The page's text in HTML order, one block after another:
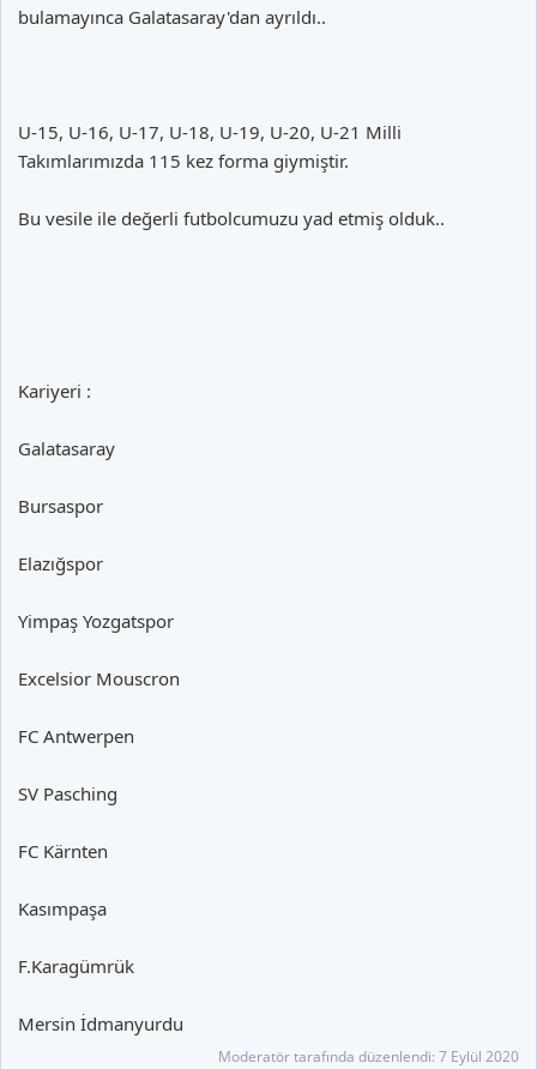
bulamayınca Galatasaray'dan ayrıldı..
U-15, U-16, U-17, U-18, U-19, U-20, U-21 Milli
Takımlarımızda 115 kez forma giymiştir.
Bu vesile ile değerli futbolcumuzu yad etmiş olduk..
Kariyeri :
Galatasaray
Bursaspor
Elazığspor
Yimpaş Yozgatspor
Excelsior Mouscron
FC Antwerpen
SV Pasching
FC Kärnten
Kasımpaşa
F.Karagümrük
Mersin İdmanyurdu
Moderatör tarafında düzenlendi: 7 Eylül 2020